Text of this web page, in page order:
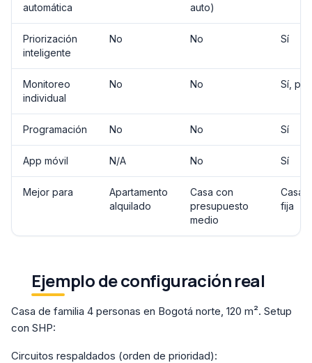
automática
auto)
Priorización
inteligente
No No Sí
Monitoreo
individual
No No Sí,
Programación No No Sí
App móvil N/A No Sí
Mejor para
Apartamento
alquilado
Casa con
presupuesto
medio
Casa
fija
Ejemplo de configuración real
Casa de familia 4 personas en Bogotá norte, 120 m². Setup
con SHP:
Circuitos respaldados (orden de prioridad):